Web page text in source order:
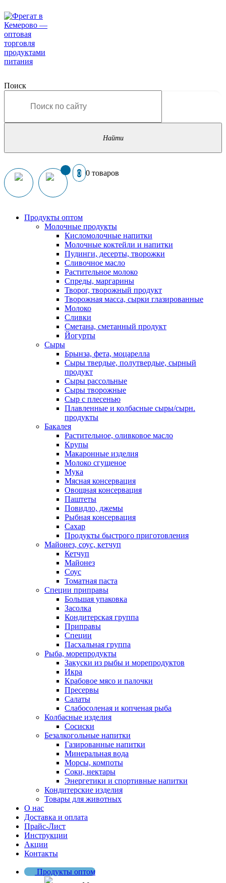
Поиск
0 0 товаров
Продукты оптом
Молочные продукты
Кисломолочные напитки
Молочные коктейли и напитки
Пудинги, десерты, творожки
Сливочное масло
Растительное молоко
Спреды, маргарины
Творог, творожный продукт
Творожная масса, сырки глазированные
Молоко
Сливки
Сметана, сметанный продукт
Йогурты
Сыры
Брынза, фета, моцарелла
Сыры твердые, полутвердые, сырный
продукт
Сыры рассольные
Сыры творожные
Сыр с плесенью
Плавленные и колбасные сыры/сырн.
продукты
Бакалея
Растительное, оливковое масло
Крупы
Макаронные изделия
Молоко сгущеное
Мука
Мясная консервация
Овощная консервация
Паштеты
Повидло, джемы
Рыбная консервация
Сахар
Продукты быстрого приготовления
Майонез, соус, кетчуп
Кетчуп
Майонез
Соус
Томатная паста
Специи приправы
Большая упаковка
Засолка
Кондитерская группа
Приправы
Специи
Пасхальная группа
Рыба, морепродукты
Закуски из рыбы и морепродуктов
Икра
Крабовое мясо и палочки
Пресервы
Салаты
Слабосоленая и копченая рыба
Колбасные изделия
Сосиски
Безалкогольные напитки
Газированные напитки
Минеральная вода
Морсы, компоты
Соки, нектары
Энергетики и спортивные напитки
Кондитерские изделия
Товары для животных
О нас
Доставка и оплата
Прайс-Лист
Инструкции
Акции
Контакты
Продукты оптом